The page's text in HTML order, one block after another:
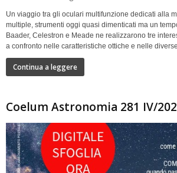
Un viaggio tra gli oculari multifunzione dedicati alla
multiple, strumenti oggi quasi dimenticati ma un
Baader, Celestron e Meade ne realizzarono tre
a confronto nelle caratteristiche ottiche e nelle
Continua a leggere
Coelum Astronomia 281 IV/